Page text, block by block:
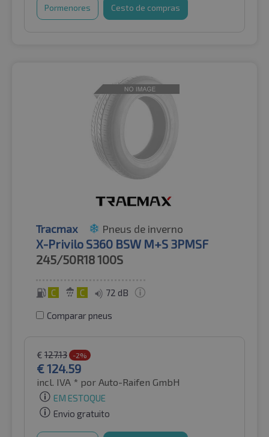
Pormenores Cesto de compras
Tracmax Pneus de inverno
X-Privilo S360 BSW M+S 3PMSF
245/50R18100S
C C 72 dB
Comparar pneus
€ 127.13 -2%
€124.59
incl. IVA * por Auto-Raifen GmbH
EM ESTOQUE
Envio gratuito